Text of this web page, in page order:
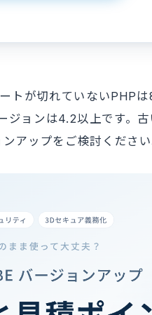
トが切れていないPHP
ジョンは4.2以上です。
アップをご検討ください